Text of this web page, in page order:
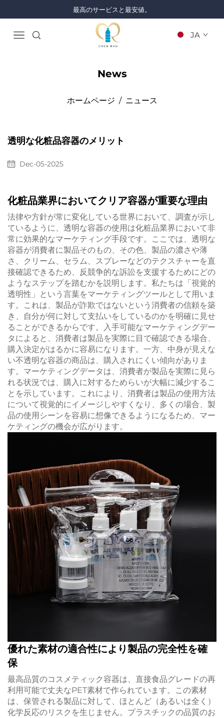
最高のサービスと最安値。
JA
ホームページ / ニュース
News
透明な化粧品容器のメリット
Dec-05-2025
化粧品業界においてクリア容器が重要な理由
法律や方針が常に変化している世界において、調査が示し
ているように、透明な容器の使用は化粧品業界において非
常に効果的なマーケティング手段です。ここでは、透明な
容器が消費者に製品そのもの、その色、製品の濃さや薄
さ、クリーム、セラム、スプレーなどのテクスチャーを直
接確認できるため、反競争的な訴訟を支援するためにどの
ようなステップを踏むかを説明します。私たちは「視覚的
透明性」という言葉をマーケティングツールとして用いま
す。これは、製品が詐欺ではないという消費者の信頼を築
き、自分が何に対して支払いをしているのかを明確に見せ
ることができるからです。入手可能なマーケティングデー
タによると、消費者は製品を実際に目で確認できる場合、
購入決定がはるかに容易になります。一方、中身が見えな
い不透明な容器の商品は、購入されにくい傾向がありま
す。マーケティングデータは、消費者が製品を実際に見ら
れる状況では、購入に対するためらいが大幅に減少するこ
とを示しています。これにより、消費者は製品の使用方法
について視覚的にイメージしやすくなり、多くの場合、製
品の使用シーンを容易に想像できるようになるため、マー
ケティングの機会が広がります。
優れた素材の適合性により製品の完全性を確
保
最高品質のコスメティック容器は、直接食品グレードの再
利用可能で丈夫なPET素材で作られています。この素材
は、保管される製品に対して、ほとんど（あるいは全く）
化学反応のリスクを生じません。プラスチックの品質のお